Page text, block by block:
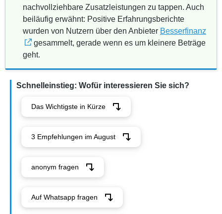
nachvollziehbare Zusatzleistungen zu tappen. Auch
beiläufig erwähnt: Positive Erfahrungsberichte
wurden von Nutzern über den Anbieter Besserfinanz
gesammelt, gerade wenn es um kleinere Beträge
geht.
Schnelleinstieg: Wofür interessieren Sie sich?
Das Wichtigste in Kürze
3 Empfehlungen im August
anonym fragen
Auf Whatsapp fragen